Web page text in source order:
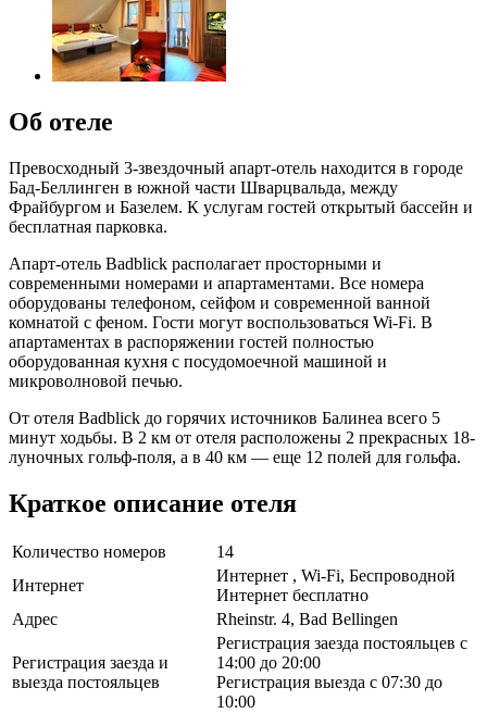
Об отеле
Превосходный 3-звездочный апарт-отель находится в городе
Бад-Беллинген в южной части Шварцвальда, между
Фрайбургом и Базелем. К услугам гостей открытый бассейн и
бесплатная парковка.
Апарт-отель Badblick располагает просторными и
современными номерами и апартаментами. Все номера
оборудованы телефоном, сейфом и современной ванной
комнатой с феном. Гости могут воспользоваться Wi-Fi. В
апартаментах в распоряжении гостей полностью
оборудованная кухня с посудомоечной машиной и
микроволновой печью.
От отеля Badblick до горячих источников Балинеа всего 5
минут ходьбы. В 2 км от отеля расположены 2 прекрасных 18-
луночных гольф-поля, а в 40 км — еще 12 полей для гольфа.
Краткое описание отеля
Количество номеров
14
Интернет
Интернет , Wi-Fi, Беспроводной
Интернет бесплатно
Адрес
Rheinstr. 4, Bad Bellingen
Регистрация заезда и
выезда постояльцев
Регистрация заезда постояльцев с
14:00 до 20:00
Регистрация выезда с 07:30 до
10:00